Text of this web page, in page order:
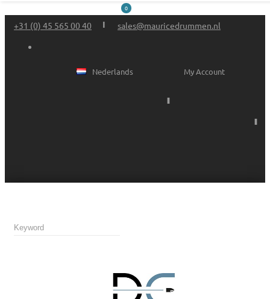
0
+31 (0) 45 565 00 40 sales@mauricedrummen.nl
My Account
Nederlands